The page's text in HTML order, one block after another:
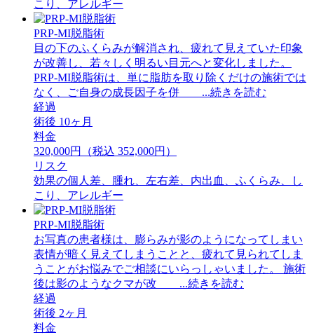
こり、アレルギー
PRP-MI脱脂術
目の下のふくらみが解消され、疲れて見えていた印象
が改善し、若々しく明るい目元へと変化しました。
PRP-MI脱脂術は、単に脂肪を取り除くだけの施術では
なく、ご自身の成長因子を併 ...続きを読む
経過
術後 10ヶ月
料金
320,000円（税込 352,000円）
リスク
効果の個人差、腫れ、左右差、内出血、ふくらみ、し
こり、アレルギー
PRP-MI脱脂術
お写真の患者様は、膨らみが影のようになってしまい
表情が暗く見えてしまうことと、疲れて見られてしま
うことがお悩みでご相談にいらっしゃいました。 ⁡施術
後は影のようなクマが改 ...続きを読む
経過
術後 2ヶ月
料金